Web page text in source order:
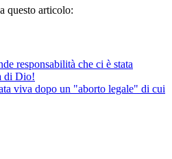
questo articolo:
responsabilità che ci è stata
di Dio!
viva dopo un "aborto legale" di cui